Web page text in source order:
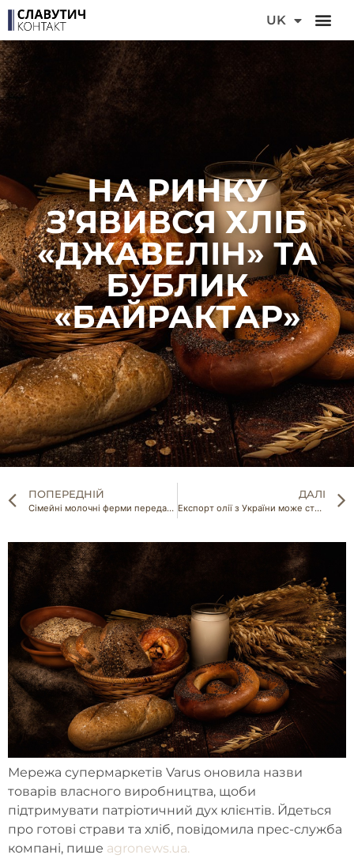
UK
FR
НА РИНКУ
З’ЯВИВСЯ ХЛІБ
«ДЖАВЕЛІН» ТА
БУБЛИК
«БАЙРАКТАР»
ПОПЕРЕДНІЙ
Сімейні молочні ферми передали ЗСУ 15 тис л молока
ДАЛІ
Експорт олії з України може стати неможливим
Мережа супермаркетів Varus оновила назви
товарів власного виробництва, щоби
підтримувати патріотичний дух клієнтів. Йдеться
про готові страви та хліб, повідомила прес-служба
компані, пише agronews.ua.